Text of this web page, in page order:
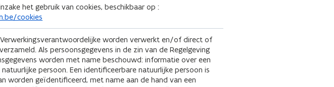
het gebruik van cookies, beschikbaar op :
cookies
worden verwerkt en/of direct of
Als persoonsgegevens in de zin van de Regelgeving
worden met name beschouwd: informatie over een
persoon. Een identificeerbare natuurlijke persoon is
worden geïdentificeerd, met name aan de hand van een